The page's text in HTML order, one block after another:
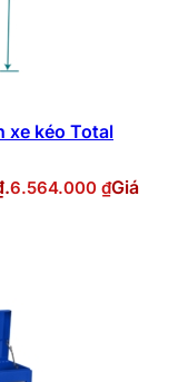
xe kéo Total
6.564.000 ₫Giá